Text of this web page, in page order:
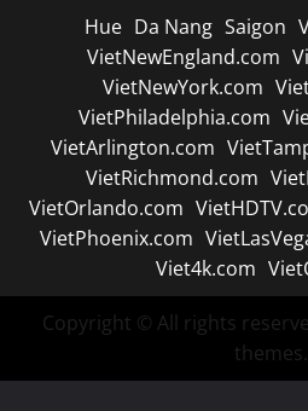
Hue Da Nang Saigon
VietNewEngland.com
VietNewYork.com
VietPhiladelphia.com
VietArlington.com
VietRichmond.com
VietOrlando.com
VietPhoenix.com
Viet4k.com
Copyright © All rights
themes.